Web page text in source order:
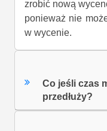
zrobić nową
ponieważ nie
w wycenie.
Co jeśli czas
przedłuży?